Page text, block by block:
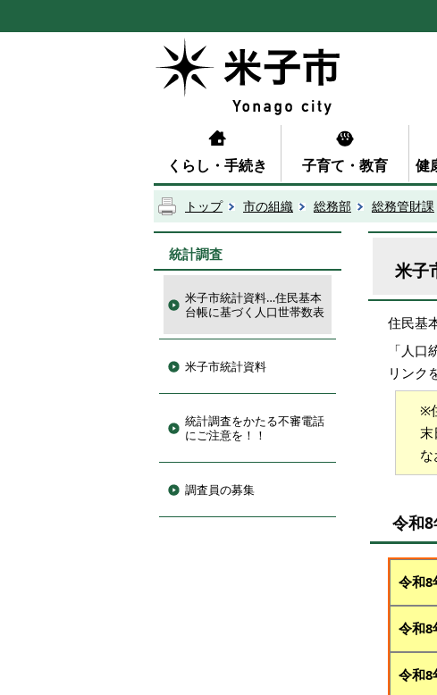
くらし・手続き 子育て・教育 健
トップ 市の組織 総務部 総務管財課
統計調査
米子市統計資料…住民基本
台帳に基づく人口世帯数表
米子市統計資料
統計調査をかたる不審電話
にご注意を！！
調査員の募集
米子
住民基
「人
リンク
※
末
令和
令和8
令和8
令和8